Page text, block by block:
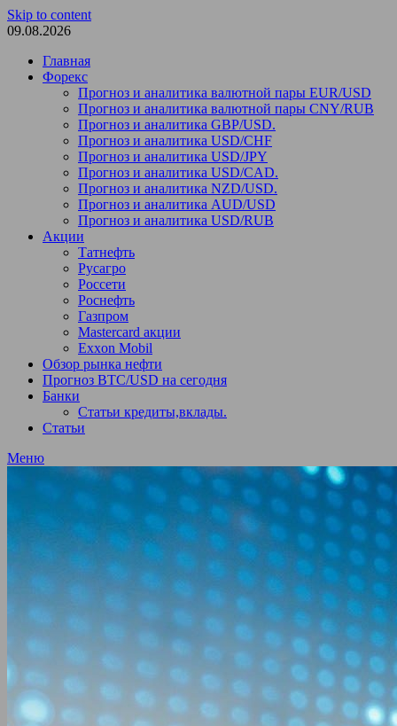
Skip to content
09.08.2026
Главная
Форекс
Прогноз и аналитика валютной пары EUR/USD
Прогноз и аналитика валютной пары CNY/RUB
Прогноз и аналитика GBP/USD.
Прогноз и аналитика USD/CHF
Прогноз и аналитика USD/JPY
Прогноз и аналитика USD/CAD.
Прогноз и аналитика NZD/USD.
Прогноз и аналитика AUD/USD
Прогноз и аналитика USD/RUB
Акции
Татнефть
Русагро
Россети
Роснефть
Газпром
Mastercard акции
Exxon Mobil
Обзор рынка нефти
Прогноз BTC/USD на сегодня
Банки
Статьи кредиты,вклады.
Статьи
Меню